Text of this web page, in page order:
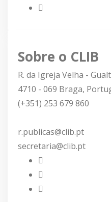
Sobre o CLIB
R. da Igreja Velha -
4710 - 069 Braga,
(+351) 253 679 860
r.publicas@clib.pt
secretaria@clib.pt